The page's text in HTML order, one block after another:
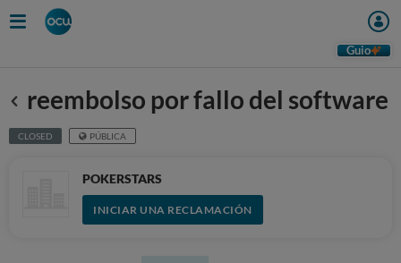
Guio
Anterior
reembolso por fallo del software
CLOSED PÚBLICA
POKERSTARS
INICIAR UNA RECLAMACIÓN